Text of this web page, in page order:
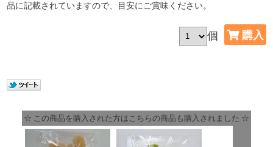
品に記載されていますので、目安にご賞味ください。
個
☆ この商品を購入された方はこちらの商品も購入されました ☆